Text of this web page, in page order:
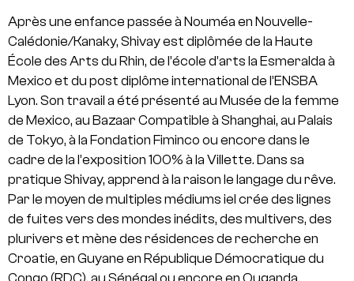
Après une enfance passée à Nouméa en Nouvelle-
Calédonie/Kanaky, Shivay est diplômée de la Haute
École des Arts du Rhin, de l’école d’arts la Esmeralda à
Mexico et du post diplôme international de l’ENSBA
Lyon. Son travail a été présenté au Musée de la femme
de Mexico, au Bazaar Compatible à Shanghai, au Palais
de Tokyo, à la Fondation Fiminco ou encore dans le
cadre de la l’exposition 100% à la Villette. Dans sa
pratique Shivay, apprend à la raison le langage du rêve.
Par le moyen de multiples médiums iel crée des lignes
de fuites vers des mondes inédits, des multivers, des
plurivers et mène des résidences de recherche en
Croatie, en Guyane en République Démocratique du